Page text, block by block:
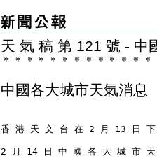
天 氣 稿 第 121 號 - 中
＊ ＊ ＊ ＊ ＊ ＊ ＊ ＊ ＊ ＊ ＊ ＊ ＊
中國各大城市天氣消息
香 港 天 文 台 在 2 月 13 日
2 月 14 日 中 國 各 大 城 市